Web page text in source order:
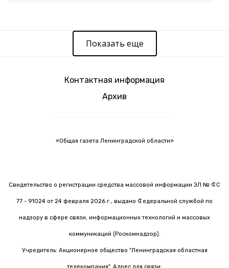
Показать еще
Контактная информация
Архив
«Общая газета Ленинградской области»
Свидетельство о регистрации средства массовой информации ЭЛ № ФС
77 - 91024 от 24 февраля 2026 г., выдано Федеральной службой по
надзору в сфере связи, информационных технологий и массовых
коммуникаций (Роскомнадзор).
Учредитель: Акционерное общество "Ленинградская областная